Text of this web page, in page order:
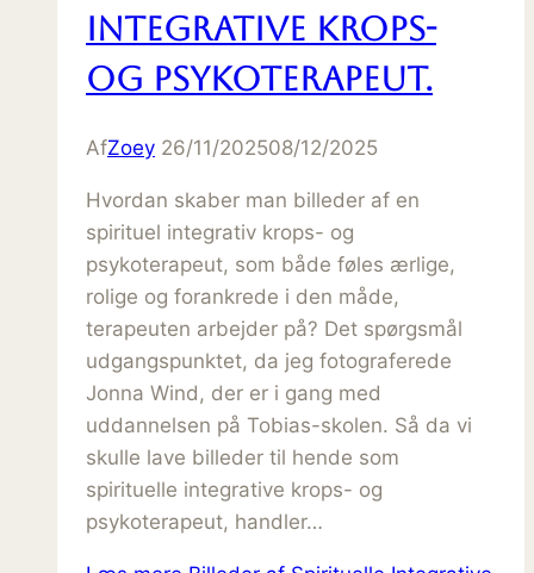
Integrative Krops-
og Psykoterapeut.
AfZoey 26/11/202508/12/2025
Hvordan skaber man billeder af en
spirituel integrativ krops- og
psykoterapeut, som både føles ærlige,
rolige og forankrede i den måde,
terapeuten arbejder på? Det spørgsmål
udgangspunktet, da jeg fotograferede
Jonna Wind, der er i gang med
uddannelsen på Tobias-skolen. Så da vi
skulle lave billeder til hende som
spirituelle integrative krops- og
psykoterapeut, handler…